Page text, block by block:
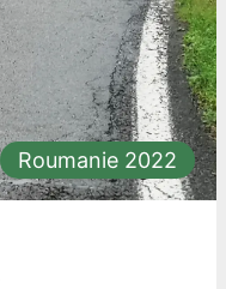
Roumanie 2022